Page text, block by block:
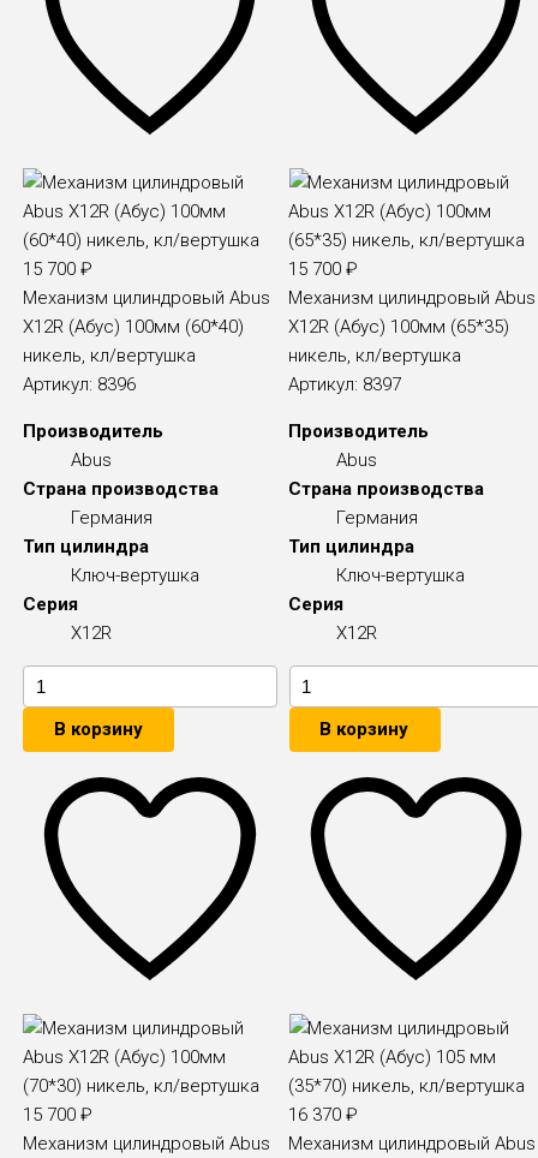
15 700₽
Механизм цилиндровый Abus
X12R (Абус) 100мм (60*40)
никель, кл/вертушка
Артикул: 8396
Производитель
Abus
Страна производства
Германия
Тип цилиндра
Ключ-вертушка
Серия
X12R
В корзину
15 700₽
Механизм цилиндровый Abus
X12R (Абус) 100мм (65*35)
никель, кл/вертушка
Артикул: 8397
Производитель
Abus
Страна производства
Германия
Тип цилиндра
Ключ-вертушка
Серия
X12R
В корзину
15 700₽
Механизм цилиндровый Abus
16 370₽
Механизм цилиндровый Abus